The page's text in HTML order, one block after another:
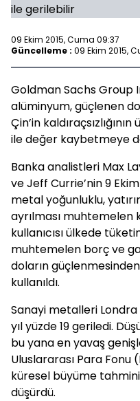
09 Ekim 2015, Cuma 09:37
Güncelleme : 09 Ekim 2015,
Goldman Sachs Group
alüminyum, güçlenen
Çin’in
ile değer kaybetmeye
Banka analistleri Max
ve Jeff Currie’nin 9
metal yoğunluklu,
ayrılması muhtemelen
kullanıcısı ülkede
muhtemelen borç ve
doların
kullanıldı.
Sanayi metalleri Londra
yıl yüzde 19 geriledi.
bu yana en yavaş
Uluslararası Para Fonu
küresel büyüme
düşürdü.